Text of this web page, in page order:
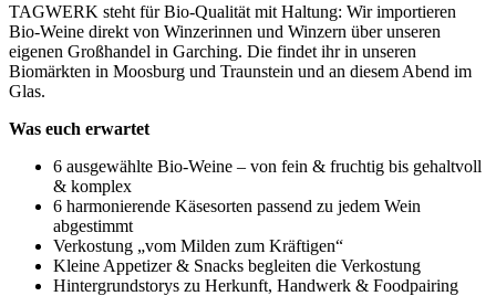
TAGWERK steht für Bio-Qualität mit Haltung: Wir importieren
Bio-Weine direkt von Winzerinnen und Winzern über unseren
eigenen Großhandel in Garching. Die findet ihr in unseren
Biomärkten in Moosburg und Traunstein und an diesem Abend im
Glas.
Was euch erwartet
6 ausgewählte Bio-Weine – von fein & fruchtig bis gehaltvoll
& komplex
6 harmonierende Käsesorten passend zu jedem Wein
abgestimmt
Verkostung „vom Milden zum Kräftigen“
Kleine Appetizer & Snacks begleiten die Verkostung
Hintergrundstorys zu Herkunft, Handwerk & Foodpairing